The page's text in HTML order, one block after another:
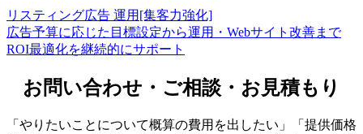
リスティング広告 運用[集客力強化]
広告予算に応じた目標設定から運用・Webサイト改善まで
ROI最適化を継続的にサポート
お問い合わせ・ご相談・お見積もり
「やりたいことについて概算の費用を出したい」「提供価格